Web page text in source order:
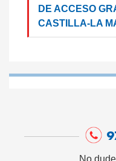
DE ACCESO
CASTILLA-LA